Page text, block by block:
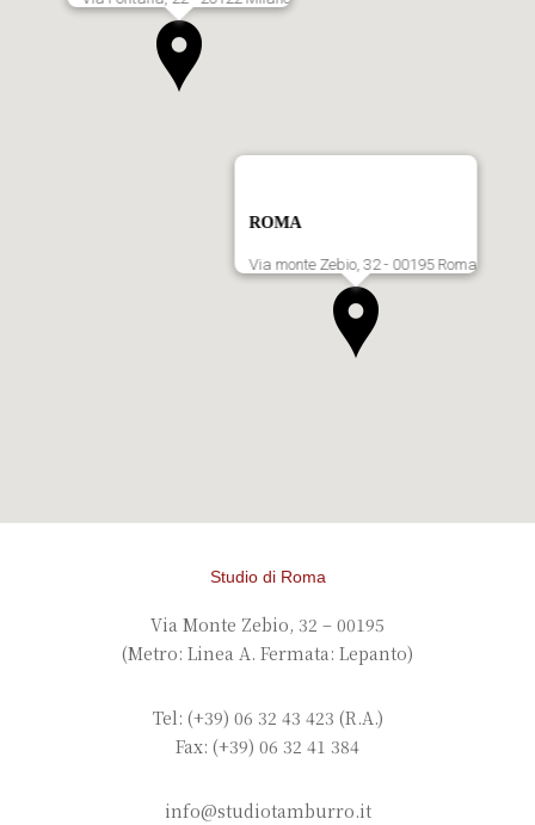
ROMA
Via monte Zebio, 32 - 00195 Roma
Studio di Roma
Via Monte Zebio, 32 – 00195
(Metro: Linea A. Fermata: Lepanto)
Tel: (+39) 06 32 43 423 (R.A.)
Fax: (+39) 06 32 41 384
info@studiotamburro.it